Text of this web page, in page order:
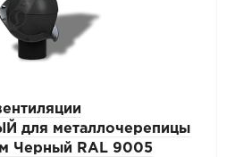
для металлочерепицы
Черный RAL 9005